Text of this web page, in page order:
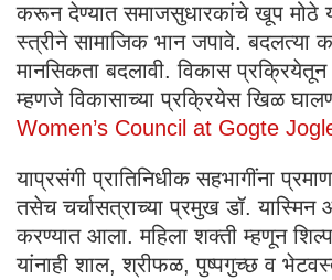
करून देण्यात समाजसुधारकांचे खूप मोठे
स्त्रीने सामाजिक भान जपावे. बदलत्या
मानसिकता बदलावी. विकास
म्हणजे विकासाच्या प्रक्रियेस खिळ
Women’s Council at Gogte
याप्रसंगी प्रातिनिधीक सहभागींना
तसेच चर्चासत्राच्या प्रमुख डॉ. यास्मिन
करण्यात आला. महिला शक्ती म्हणून
यांनाही शाल, श्रीफळ, पुष्पगुच्छ व